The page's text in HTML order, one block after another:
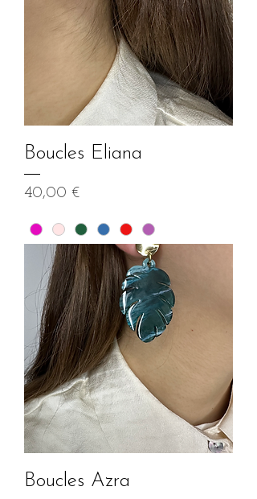
Boucles Eliana
Prix
40,00 €
Boucles Azra